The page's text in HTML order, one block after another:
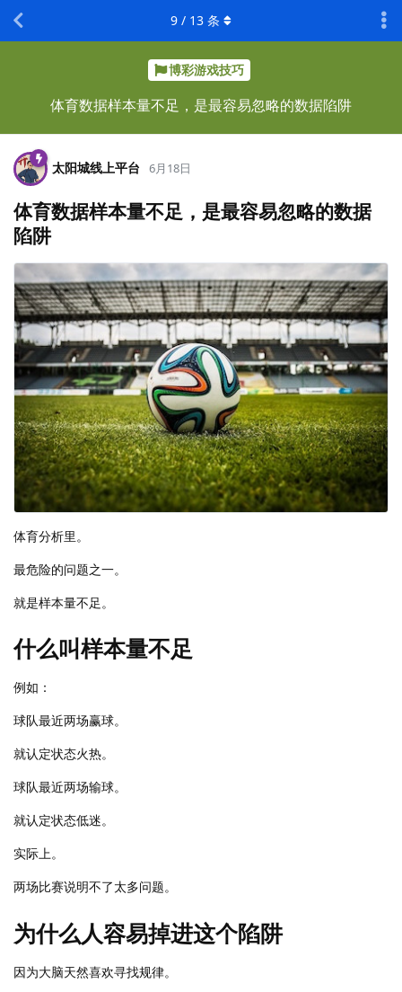
博彩游戏技巧
体育数据样本量不足，是最容易忽略的数据陷阱
9 / 13 条
太阳城线上平台 6月18日
体育数据样本量不足，是最容易忽略的数据
陷阱
体育分析里。
最危险的问题之一。
就是样本量不足。
什么叫样本量不足
例如：
球队最近两场赢球。
就认定状态火热。
球队最近两场输球。
就认定状态低迷。
实际上。
两场比赛说明不了太多问题。
为什么人容易掉进这个陷阱
因为大脑天然喜欢寻找规律。